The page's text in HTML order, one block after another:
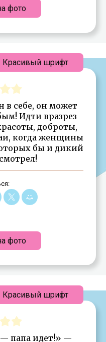
фото
в себе, он может
Идти вразрез
доброты,
когда женщины
бы и дикий
фото
Красивый шрифт
папа идет!» —
Красивый шрифт